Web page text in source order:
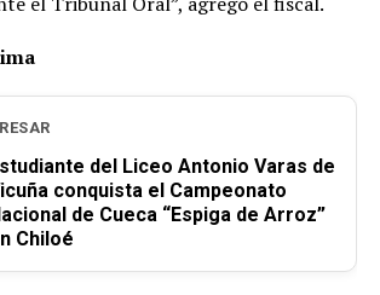
del Liceo Antonio Varas de
conquista el Campeonato
de Cueca “Espiga de Arroz”
Chiloé